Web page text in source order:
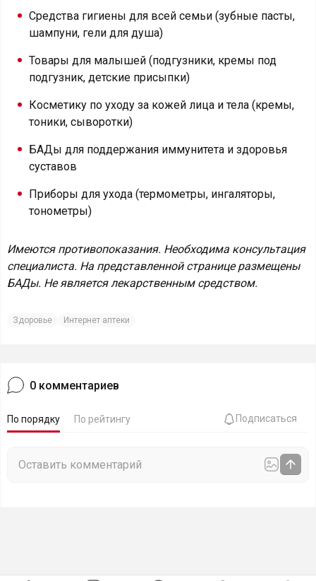
Средства гигиены для всей семьи (зубные пасты,
шампуни, гели для душа)
Товары для малышей (подгузники, кремы под
подгузник, детские присыпки)
Косметику по уходу за кожей лица и тела (кремы,
тоники, сыворотки)
БАДы для поддержания иммунитета и здоровья
суставов
Приборы для ухода (термометры, ингаляторы,
тонометры)
Имеются противопоказания. Необходима консультация
специалиста. На представленной странице размещены
БАДы. Не является лекарственным средством.
Здоровье Интернет аптеки
0 комментариев
По порядку По рейтингу Подписаться